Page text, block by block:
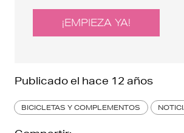
¡EMPIEZA YA!
Publicado el hace 12 años
BICICLETAS Y COMPLEMENTOS